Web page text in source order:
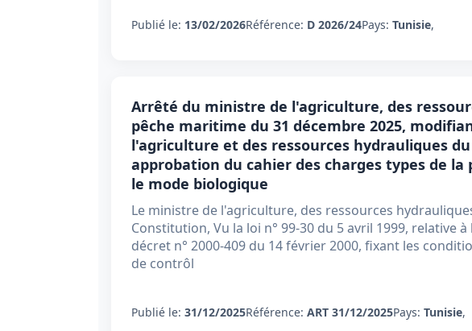
Publié le: 13/02/2026Référence: D 2026/24Pays: Tunisie,
Arrêté du ministre de l'agriculture, des
pêche maritime du 31 décembre 2025,
l'agriculture et des ressources hydrauliques
approbation du cahier des charges types de
le mode biologique
Le ministre de l'agriculture, des ressources
Constitution, Vu la loi n° 99-30 du 5 avril 1999, relative
décret n° 2000-409 du 14 février 2000, fixant les
de contrôl
Publié le: 31/12/2025Référence: ART 31/12/2025Pays: Tunisie,